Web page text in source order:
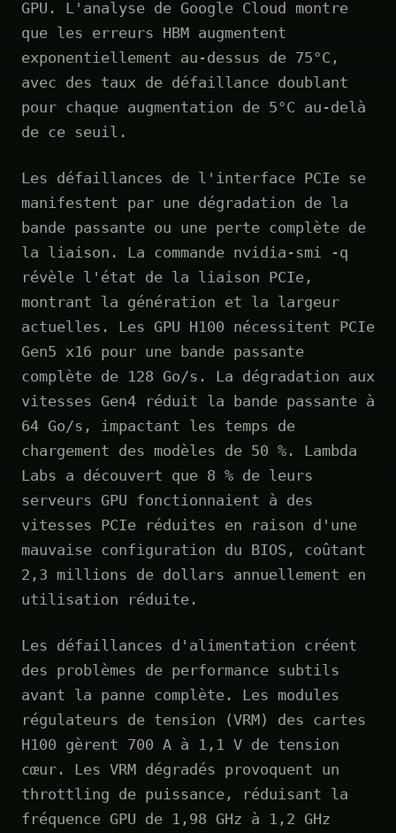
GPU. L'analyse de Google Cloud montre
que les erreurs HBM augmentent
exponentiellement au-dessus de 75°C,
avec des taux de défaillance doublant
pour chaque augmentation de 5°C au-delà
de ce seuil.
Les défaillances de l'interface PCIe se
manifestent par une dégradation de la
bande passante ou une perte complète de
la liaison. La commande nvidia-smi -q
révèle l'état de la liaison PCIe,
montrant la génération et la largeur
actuelles. Les GPU H100 nécessitent PCIe
Gen5 x16 pour une bande passante
complète de 128 Go/s. La dégradation aux
vitesses Gen4 réduit la bande passante à
64 Go/s, impactant les temps de
chargement des modèles de 50 %. Lambda
Labs a découvert que 8 % de leurs
serveurs GPU fonctionnaient à des
vitesses PCIe réduites en raison d'une
mauvaise configuration du BIOS, coûtant
2,3 millions de dollars annuellement en
utilisation réduite.
Les défaillances d'alimentation créent
des problèmes de performance subtils
avant la panne complète. Les modules
régulateurs de tension (VRM) des cartes
H100 gèrent 700 A à 1,1 V de tension
cœur. Les VRM dégradés provoquent un
throttling de puissance, réduisant la
fréquence GPU de 1,98 GHz à 1,2 GHz